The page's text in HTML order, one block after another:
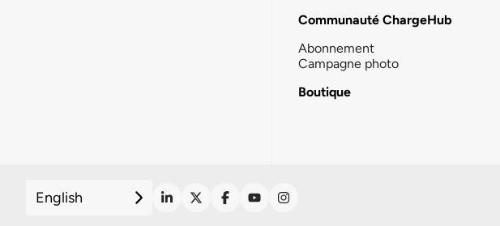
Communauté ChargeHub
Abonnement
Campagne photo
Boutique
English